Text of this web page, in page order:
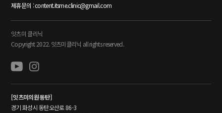
제휴문의 : content.itsme.clinic@gmail.com
잇츠미 클리닉
Copyright 2022. 잇츠미클리닉 all rights reserved.
[잇츠미의원 동탄]
경기 화성시 동탄오산로 86-3